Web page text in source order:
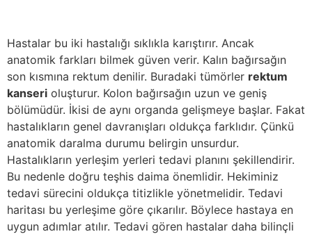
Hastalar bu iki hastalığı sıklıkla karıştırır. Ancak
anatomik farkları bilmek güven verir. Kalın bağırsağın
son kısmına rektum denilir. Buradaki tümörler rektum
kanseri oluşturur. Kolon bağırsağın uzun ve geniş
bölümüdür. İkisi de aynı organda gelişmeye başlar. Fakat
hastalıkların genel davranışları oldukça farklıdır. Çünkü
anatomik daralma durumu belirgin unsurdur.
Hastalıkların yerleşim yerleri tedavi planını şekillendirir.
Bu nedenle doğru teşhis daima önemlidir. Hekiminiz
tedavi sürecini oldukça titizlikle yönetmelidir. Tedavi
haritası bu yerleşime göre çıkarılır. Böylece hastaya en
uygun adımlar atılır. Tedavi gören hastalar daha bilinçli